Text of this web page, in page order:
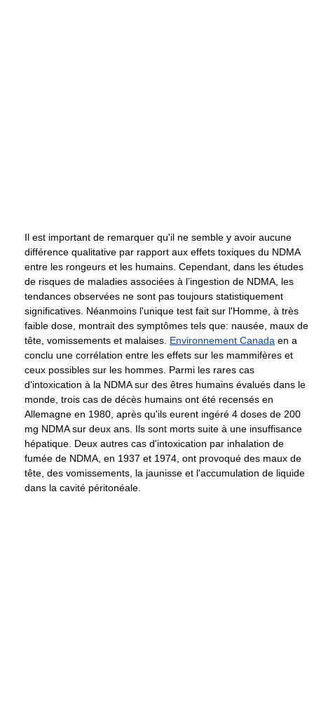
Il est important de remarquer qu'il ne semble y avoir aucune
différence qualitative par rapport aux effets toxiques du NDMA
entre les rongeurs et les humains. Cependant, dans les études
de risques de maladies associées à l’ingestion de NDMA, les
tendances observées ne sont pas toujours statistiquement
significatives. Néanmoins l'unique test fait sur l'Homme, à très
faible dose, montrait des symptômes tels que: nausée, maux de
tête, vomissements et malaises. Environnement Canada en a
conclu une corrélation entre les effets sur les mammifères et
ceux possibles sur les hommes. Parmi les rares cas
d'intoxication à la NDMA sur des êtres humains évalués dans le
monde, trois cas de décès humains ont été recensés en
Allemagne en 1980, après qu'ils eurent ingéré 4 doses de 200
mg NDMA sur deux ans. Ils sont morts suite à une insuffisance
hépatique. Deux autres cas d'intoxication par inhalation de
fumée de NDMA, en 1937 et 1974, ont provoqué des maux de
tête, des vomissements, la jaunisse et l'accumulation de liquide
dans la cavité péritonéale.